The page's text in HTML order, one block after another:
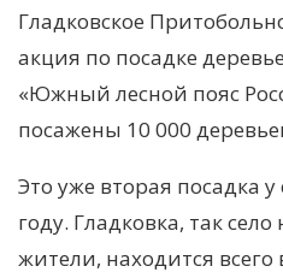
Гладковское
акция по посадке
«Южный лесной пояс
посажены 10 000
Это уже вторая посадка у
году. Гладковка, так
жители, находится